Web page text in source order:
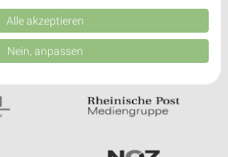
im App Store erhältlich
verschiedenen Quellen. Entwicklung und
Verwendung reduzierter Daten zur Auswahl
Union weitergegeben und in die
IAB-Anbieter)
Alle akzeptieren
Nein, anpassen